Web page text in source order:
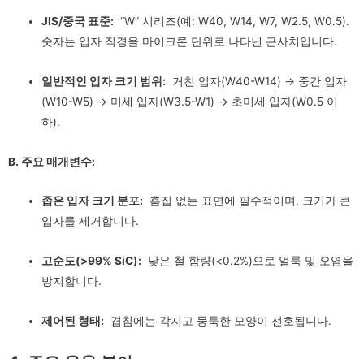
JIS/중국 표준: “W” 시리즈(예: W40, W14, W7, W2.5, W0.5).
숫자는 입자 직경을 마이크론 단위로 나타낸 근사치입니다.
일반적인 입자 크기 범위: 거친 입자(W40-W14) → 중간 입자
(W10-W5) → 미세 입자(W3.5-W1) → 초미세 입자(W0.5 이
하).
B. 주요 매개변수:
좁은 입자 크기 분포: 흠집 없는 표면에 필수적이며, 크기가 큰
입자를 제거합니다.
고순도(>99% SiC): 낮은 철 함량(<0.2%)으로 얼룩 및 오염을
방지합니다.
제어된 형태: 겹침에는 각지고 뭉툭한 모양이 선호됩니다.